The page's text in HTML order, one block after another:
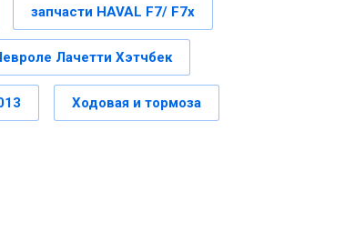
запчасти HAVAL F7/ F7x
Лачетти Хэтчбек
Ходовая и тормоза